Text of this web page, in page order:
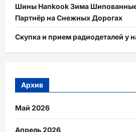
Шины Hankook Зима
Партнёр на Снежных Дорогах
Скупка и прием радиодеталей у
Архив
Май 2026
Апрель 2026